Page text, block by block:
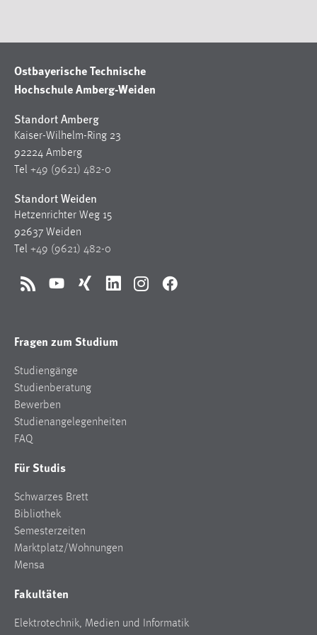
Ostbayerische Technische
Hochschule Amberg-Weiden
Standort Amberg
Kaiser-Wilhelm-Ring 23
92224 Amberg
Tel +49 (9621) 482-0
Standort Weiden
Hetzenrichter Weg 15
92637 Weiden
Tel +49 (9621) 482-0
RSS YouTubeXing LinkedInInstagramFacebook
Fragen zum Studium
Studiengänge
Studienberatung
Bewerben
Studienangelegenheiten
FAQ
Für Studis
Schwarzes Brett
Bibliothek
Semesterzeiten
Marktplatz/Wohnungen
Mensa
Fakultäten
Elektrotechnik, Medien und Informatik
Max. 13 Monate
MARKETING
Marketing Cookies werden von Drittanbietern
verwendet, um personalisierte Werbung anzuzeigen.
Sie tun dies, indem sie Besucher über Websites
hinweg verfolgen.
Google Ads
Name:
_gcl_au
Anbieter:
Google Ireland Limited
3 Monate
Facebook Pixel
Facebook
Zweck:
Conversion-Tracking